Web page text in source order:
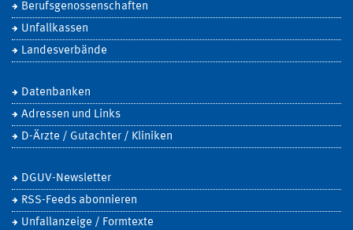
Berufsgenossenschaften
Unfallkassen
Landesverbände
Datenbanken
Adressen und Links
D-Ärzte / Gutachter / Kliniken
DGUV-Newsletter
RSS-Feeds abonnieren
Unfallanzeige / Formtexte